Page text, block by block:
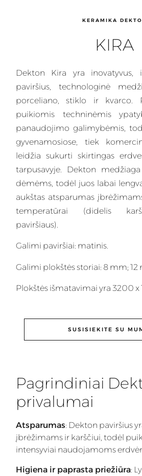
KERAMIKA
KIRA
Dekton Kira yra inovatyvus,
paviršius, technologinė
porceliano, stiklo ir kvarco.
puikiomis techninėmis
panaudojimo galimybėmis,
gyvenamosiose, tiek
leidžia sukurti skirtingas
tarpusavyje. Dekton
dėmėms, todėl juos labai
aukštas atsparumas
temperatūrai (didelis
paviršiaus).
Galimi paviršiai: matinis.
Galimi plokštės storiai: 8 mm; 12
Plokštės išmatavimai yra 3200 x
SUSISIEKITE SU
Pagrindiniai
privalumai
Atsparumas: Dekton paviršius
įbrėžimams ir karščiui, todėl
intensyviai naudojamoms
Higiena ir paprasta priežiūra: